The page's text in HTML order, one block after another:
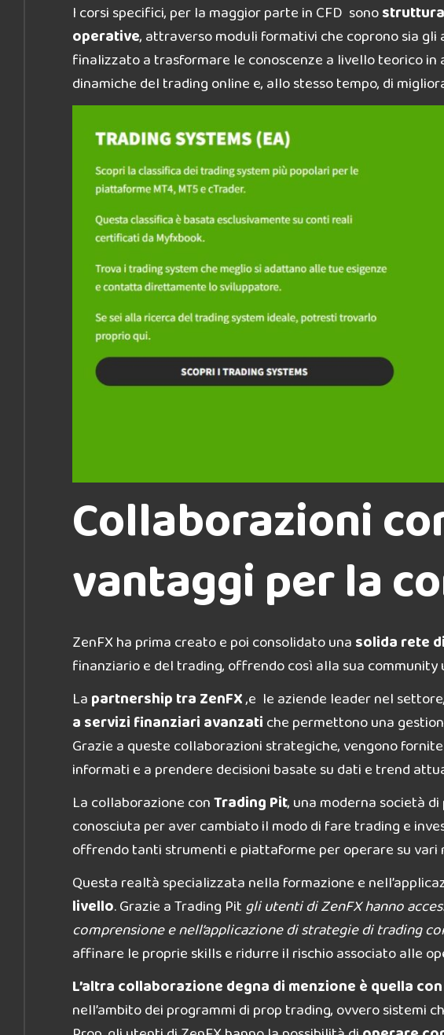
I corsi specifici, per la maggior parte in CFD sono
operative, attraverso moduli formativi che coprono sia
finalizzato a trasformare le conoscenze a livello teorico
dinamiche del trading online e, allo stesso tempo, di
Collaborazioni
vantaggi per la
ZenFX ha prima creato e poi consolidato una solida rete
finanziario e del trading, offrendo così alla sua
La partnership tra ZenFX,e le aziende leader nel
a servizi finanziari avanzati che permettono una
Grazie a queste collaborazioni strategiche, vengono
informati e a prendere decisioni basate su dati e trend
La collaborazione conTrading Pit, una moderna società
conosciuta per aver cambiato il modo di fare trading e
offrendo tanti strumenti e piattaforme per operare su vari
Questa realtà specializzata nella formazione e
livello. Grazie a Trading Pit gli utenti di ZenFX hanno
comprensione e nell’applicazione di strategie di trading
affinare le proprie skills e ridurre il rischio associato alle
L’altra collaborazione degna di menzione è quella con
nell’ambito dei programmi di prop trading, ovvero sistemi